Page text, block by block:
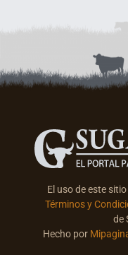
El uso de este
Términos y
de
Hecho por